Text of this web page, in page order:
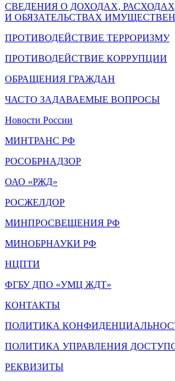
СВЕДЕНИЯ О ДОХОДАХ,
И ОБЯЗАТЕЛЬСТВАХ
ПРОТИВОДЕЙСТВИЕ ТЕРРОРИЗМУ
ПРОТИВОДЕЙСТВИЕ КОРРУПЦИИ
ОБРАЩЕНИЯ ГРАЖДАН
ЧАСТО ЗАДАВАЕМЫЕ ВОПРОСЫ
Новости России
МИНТРАНС РФ
РОСОБРНАДЗОР
ОАО «РЖД»
РОСЖЕЛДОР
МИНПРОСВЕЩЕНИЯ РФ
МИНОБРНАУКИ РФ
НЦПТИ
ФГБУ ДПО «УМЦ ЖДТ»
КОНТАКТЫ
ПОЛИТИКА
ПОЛИТИКА УПРАВЛЕНИЯ
РЕКВИЗИТЫ